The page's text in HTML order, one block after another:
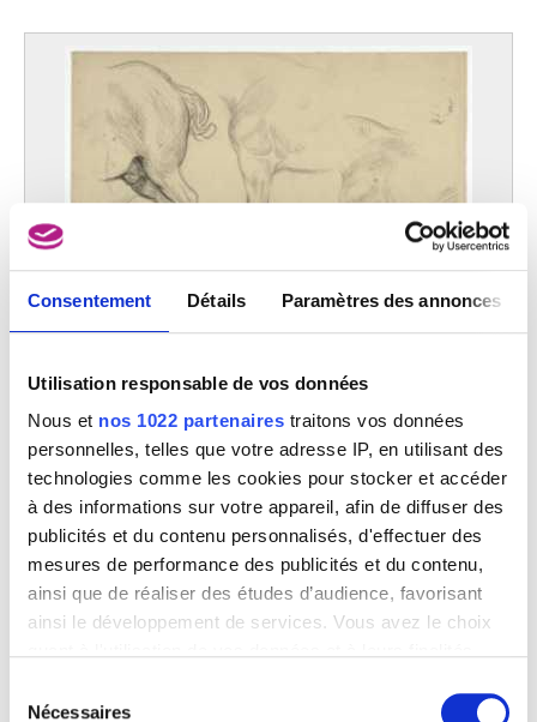
Consentement Détails Paramètres des annonces
Utilisation responsable de vos données
Nous et nos 1022 partenaires traitons vos données
personnelles, telles que votre adresse IP, en utilisant des
technologies comme les cookies pour stocker et accéder
à des informations sur votre appareil, afin de diffuser des
publicités et du contenu personnalisés, d'effectuer des
mesures de performance des publicités et du contenu,
ainsi que de réaliser des études d’audience, favorisant
ainsi le développement de services. Vous avez le choix
tout moment en consultant la Déclaration relative aux
Nécessaires